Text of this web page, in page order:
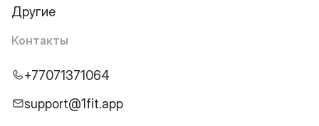
Другие
Контакты
+77071371064
support@1fit.app